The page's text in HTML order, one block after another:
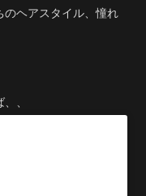
のヘアスタイル、憧れ
、